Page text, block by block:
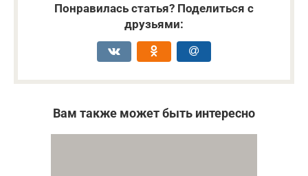
Понравилась статья? Поделиться с
друзьями:
Вам также может быть интересно